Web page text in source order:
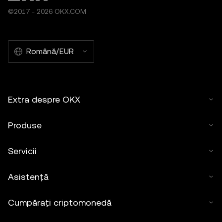
©2017 - 2026 OKX.COM
Română/EUR
Extra despre OKX
Produse
Servicii
Asistență
Cumpărați criptomonedă